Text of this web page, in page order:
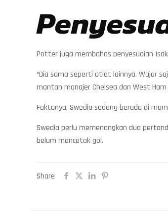
Potter juga membahas penyesuaian
“Dia sama seperti atlet lainnya. Wajar
mantan manajer Chelsea dan West
Faktanya, Swedia sedang berada di
Swedia perlu memenangkan dua
belum mencetak gol.
Share